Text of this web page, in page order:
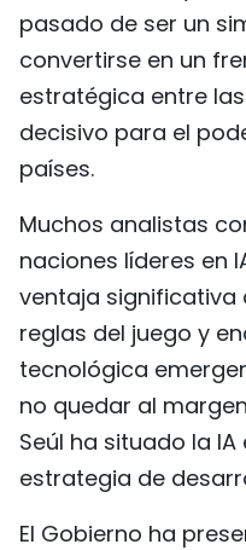
pasado de ser un
convertirse en un
estratégica entre
decisivo para el
países.
Muchos analistas
naciones líderes en
ventaja significativa
reglas del juego y
tecnológica
no quedar al
Seúl ha situado la
estrategia de
El Gobierno ha